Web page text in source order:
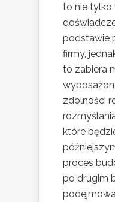
to nie tylko
podstawie
firmy,
to zabiera
zdolności
które
proces
po drugim